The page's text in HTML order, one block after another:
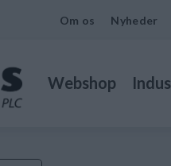
Om os Nyheder
Webshop